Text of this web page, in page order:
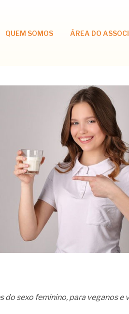
QUEM SOMOS ÁREA DO
sexo feminino, para veganos e